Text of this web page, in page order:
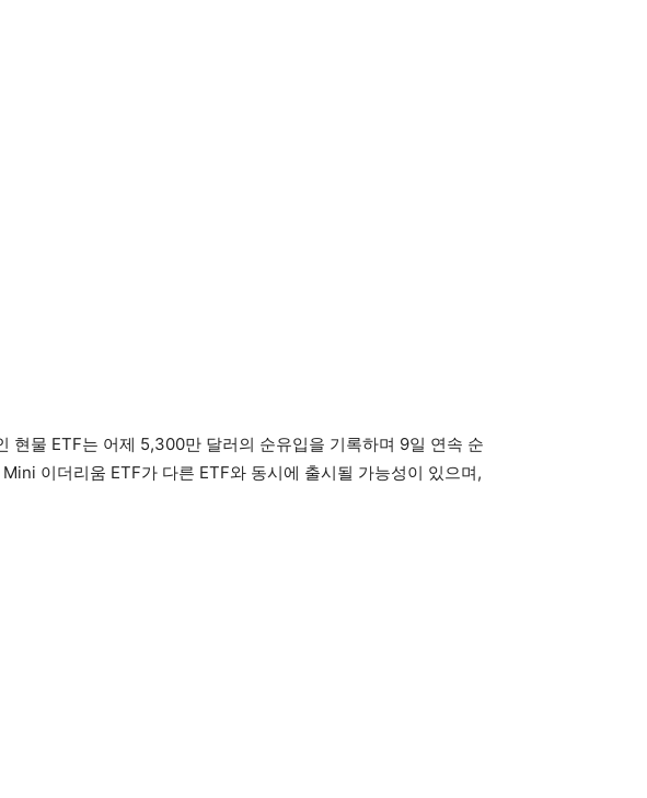
물 ETF는 어제 5,300만 달러의 순유입을 기록하며 9일 연속 순
이더리움 ETF가 다른 ETF와 동시에 출시될 가능성이 있으며,